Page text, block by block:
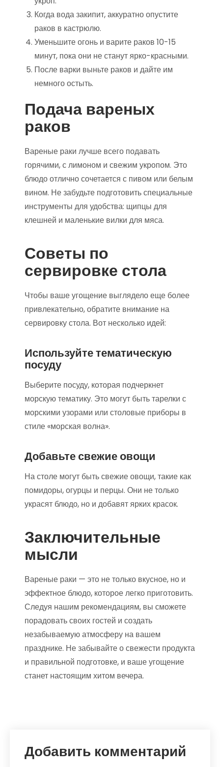
Когда вода закипит, аккуратно опустите
раков в кастрюлю.
Уменьшите огонь и варите раков 10-15
минут, пока они не станут ярко-красными.
После варки выньте раков и дайте им
немного остыть.
Подача вареных
раков
Вареные раки лучше всего подавать
горячими, с лимоном и свежим укропом. Это
блюдо отлично сочетается с пивом или белым
вином. Не забудьте подготовить специальные
инструменты для удобства: щипцы для
клешней и маленькие вилки для мяса.
Советы по
сервировке стола
Чтобы ваше угощение выглядело еще более
привлекательно, обратите внимание на
сервировку стола. Вот несколько идей:
Используйте тематическую
посуду
Выберите посуду, которая подчеркнет
морскую тематику. Это могут быть тарелки с
морскими узорами или столовые приборы в
стиле «морская волна».
Добавьте свежие овощи
На столе могут быть свежие овощи, такие как
помидоры, огурцы и перцы. Они не только
украсят блюдо, но и добавят ярких красок.
Заключительные
мысли
Вареные раки — это не только вкусное, но и
эффектное блюдо, которое легко приготовить.
Следуя нашим рекомендациям, вы сможете
порадовать своих гостей и создать
незабываемую атмосферу на вашем
празднике. Не забывайте о свежести продукта
и правильной подготовке, и ваше угощение
станет настоящим хитом вечера.
Добавить комментарий